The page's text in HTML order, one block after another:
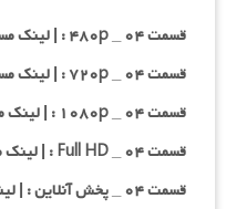
قسمت ۰۴ _ ۴۸۰p : | لینک مستقیم | هاردساب فارسی
قسمت ۰۴ _ ۷۲۰p : | لینک مستقیم | هاردساب فارسی
قسمت ۰۴ _ ۱۰۸۰p : | لینک مستقیم | هاردساب فارسی
قسمت ۰۴ _ Full HD : | لینک مستقیم | هاردساب فارسی
قسمت ۰۴ _ پخش آنلاین : | لینک مستقیم | هاردساب فارسی